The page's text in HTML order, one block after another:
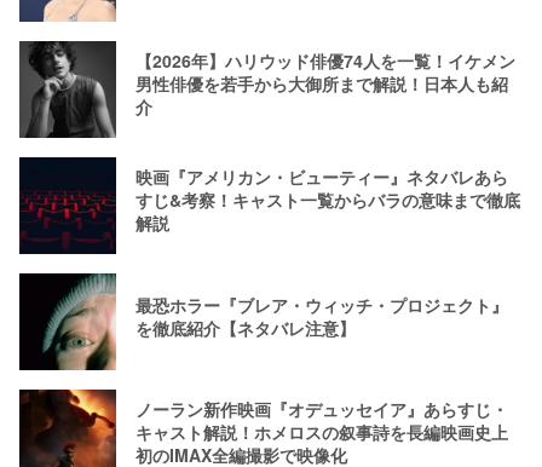
【2026年】ハリウッド俳優74人を一覧！イケメン
男性俳優を若手から大御所まで解説！日本人も紹
介
映画『アメリカン・ビューティー』ネタバレあら
すじ&考察！キャスト一覧からバラの意味まで徹底
解説
最恐ホラー『ブレア・ウィッチ・プロジェクト』
を徹底紹介【ネタバレ注意】
ノーラン新作映画『オデュッセイア』あらすじ・
キャスト解説！ホメロスの叙事詩を長編映画史上
初のIMAX全編撮影で映像化